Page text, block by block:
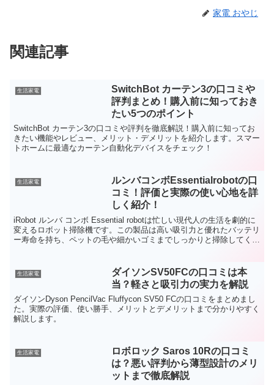
家電 おやじ
関連記事
生活家電
SwitchBot カーテン3の口コミや
評判まとめ！購入前に知っておき
たい5つのポイント
SwitchBot カーテン3の口コミや評判を徹底解説！購入前に知ってお
きたい機能やレビュー、メリット・デメリットを紹介します。スマー
トホームに最適なカーテン自動化デバイスをチェック！
生活家電
ルンバコンボEssentialrobotの口
コミ！評価と実際の使い心地を詳
しく紹介！
iRobot ルンバ コンボ Essential robotは忙しい現代人の生活を劇的に
変えるロボット掃除機です。この製品は高い吸引力と優れたバッテリ
ー寿命を持ち、ペットの毛や細かいゴミまでしっかりと掃除してくれ
生活家電
ダイソンSV50FCの口コミは本
当？軽さと吸引力の実力を解説
ダイソンDyson PencilVac Fluffycon SV50 FCの口コミをまとめまし
た。実際の評価、使い勝手、メリットとデメリットまで分かりやすく
解説します。
生活家電
ロボロック Saros 10Rの口コミ
は？悪い評判から薄型設計のメリ
ットまで徹底解説